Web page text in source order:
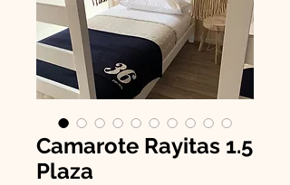
Camarote Rayitas 1.5
Plaza